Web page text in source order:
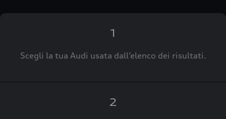
1
Scegli la tua Audi usata dall’elenco dei risultati.
2